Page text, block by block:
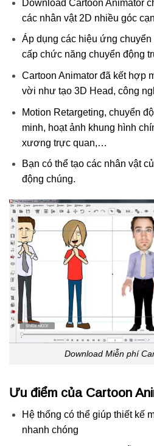
Download Cartoon Animator
các nhân vật 2D nhiều góc
Áp dụng các hiệu ứng
cấp chức năng chuyển động
Cartoon Animator đã kết hợp
vời như tạo 3D Head, công
Motion Retargeting, chuyển
minh, hoạt ảnh khung hình
xương trực quan,…
Bạn có thể tạo các nhân vật
động chúng.
Download Miễn phí
Ưu điểm của Cartoon
Hệ thống có thể giúp thiết kế
nhanh chóng